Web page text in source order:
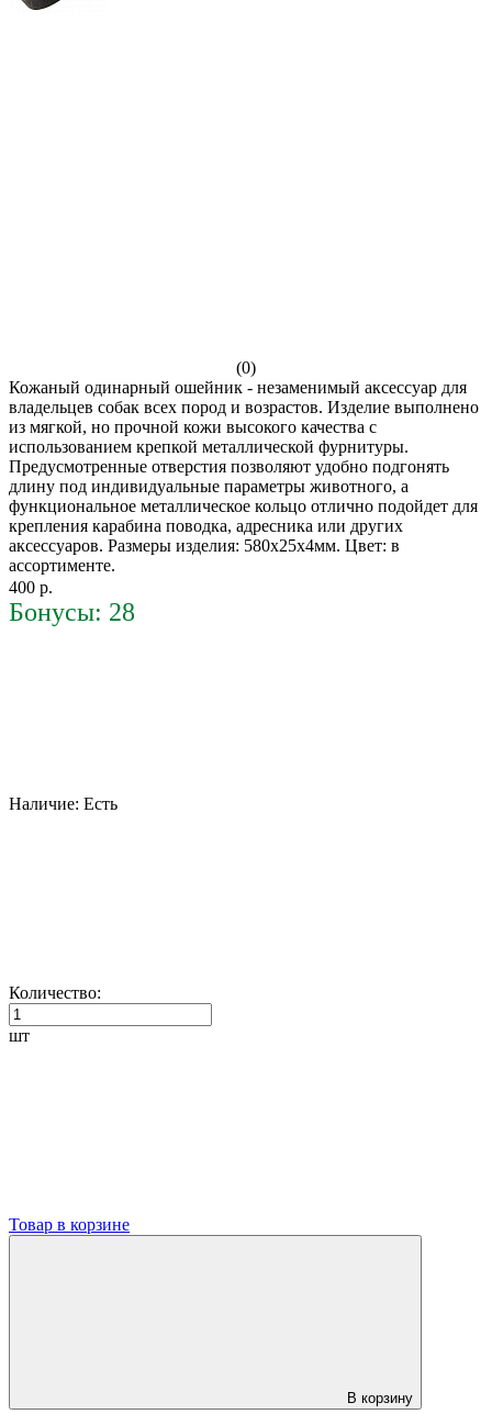
(0)
Кожаный одинарный ошейник - незаменимый аксессуар для
владельцев собак всех пород и возрастов. Изделие выполнено
из мягкой, но прочной кожи высокого качества с
использованием крепкой металлической фурнитуры.
Предусмотренные отверстия позволяют удобно подгонять
длину под индивидуальные параметры животного, а
функциональное металлическое кольцо отлично подойдет для
крепления карабина поводка, адресника или других
аксессуаров. Размеры изделия: 580х25х4мм. Цвет: в
ассортименте.
400 р.
Бонусы: 28
Наличие: Есть
Количество:
шт
Товар в корзине
В корзину